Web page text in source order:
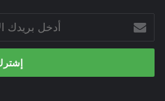
بريدك
الإلكتروني